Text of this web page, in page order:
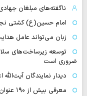
ناگفته‌های مبلغان
امام حسین(ع) کشتی
زبان می‌تواند عامل
توسعه زیرساخت‌های
ضروری است
دیدار نمایندگان
معرفی بیش از ۱۹۰ عنوان کتاب اربعینی در نورلایب